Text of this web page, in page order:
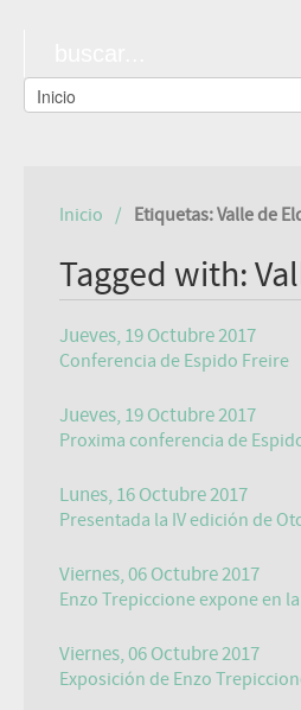
Inicio Etiquetas: Valle de
Tagged with:
Jueves, 19 Octubre 2017
Conferencia de Espido Freire
Jueves, 19 Octubre 2017
Proxima conferencia de
Lunes, 16 Octubre 2017
Presentada la IV edición de
Viernes, 06 Octubre 2017
Enzo Trepiccione expone en
Viernes, 06 Octubre 2017
Exposición de Enzo